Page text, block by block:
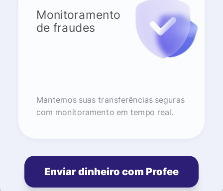
Monitoramento
de fraudes
Mantemos suas transferências seguras
com monitoramento em tempo real.
Enviar dinheiro com Profee